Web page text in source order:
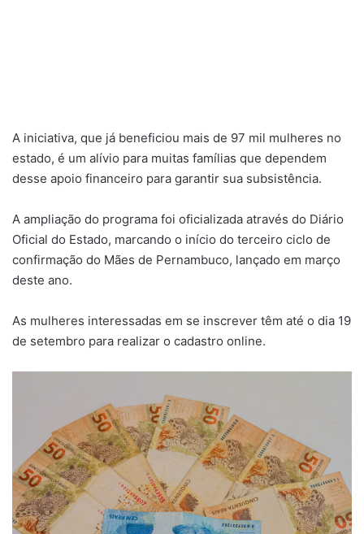
A iniciativa, que já beneficiou mais de 97 mil mulheres no
estado, é um alívio para muitas famílias que dependem
desse apoio financeiro para garantir sua subsistência.
A ampliação do programa foi oficializada através do Diário
Oficial do Estado, marcando o início do terceiro ciclo de
confirmação do Mães de Pernambuco, lançado em março
deste ano.
As mulheres interessadas em se inscrever têm até o dia 19
de setembro para realizar o cadastro online.